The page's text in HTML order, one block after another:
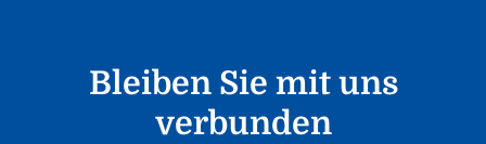
Bleiben Sie mit uns
verbunden